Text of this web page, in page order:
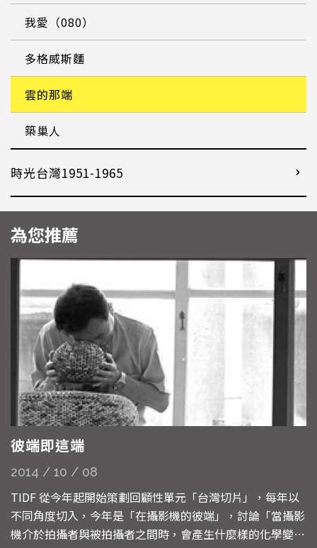
我愛（080）
多格威斯麵
雲的那端
築巢人
時光台灣1951-1965
為您推薦
彼端即這端
2014 / 10 / 08
TIDF 從今年起開始策劃回顧性單元「台灣切片」，每年以
不同角度切入，今年是「在攝影機的彼端」，討論「當攝影
機介於拍攝者與被拍攝者之間時，會產生什麼樣的化學變